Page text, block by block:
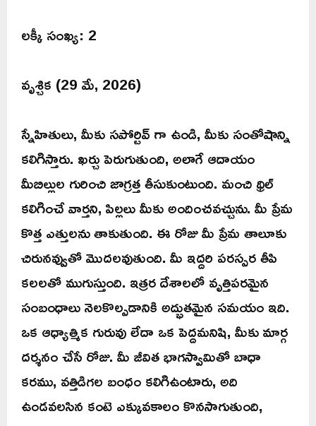
లక్కీ సంఖ్య: 2
వృశ్చిక (29 మే, 2026)
స్నేహితులు, మీకు సపోర్టివ్ గా ఉండి, మీకు సంతోషాన్ని
కలిగిస్తారు. ఖర్చు పెరుగుతుంది, అలాగే ఆదాయం
మీబిల్లుల గురించి జాగ్రత్త తీసుకుంటుంది. మంచి థ్రిల్
కలిగించే వార్తని, పిల్లలు మీకు అందించవచ్చును. మీ ప్రేమ
కొత్త ఎత్తులను తాకుతుంది. ఈ రోజు మీ ప్రేమ తాలూకు
చిరునవ్వుతో మొదలవుతుంది. మీ ఇద్దరి పరస్పర తీపి
కలలతో ముగుస్తుంది. ఇత్రర దేశాలలో వృత్తిపరమైన
సంబంధాలు నెలకొల్పడానికి అద్భుతమైన సమయం ఇది.
ఒక ఆధ్యాత్మిక గురువు లేదా ఒక పెద్దమనిషి, మీకు మార్గ
దర్శనం చేసే రోజు. మీ జీవిత భాగస్వామితో బాధా
కరము, వత్తిడిగల బంధం కలిగిఉంటారు, అది
ఉండవలసిన కంటె ఎక్కువకాలం కొనసాగుతుంది,